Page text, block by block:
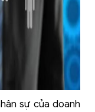
sự của doanh